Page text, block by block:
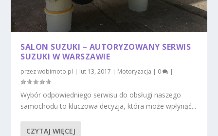
SALON SUZUKI – AUTORYZOWANY SERWIS
SUZUKI W WARSZAWIE
przezwobimoto.pl | lut 13, 2017 | Motoryzacja | 0 |
Wybór odpowiedniego serwisu do obsługi naszego
samochodu to kluczowa decyzja, która może wpłynąć...
CZYTAJ WIĘCEJ